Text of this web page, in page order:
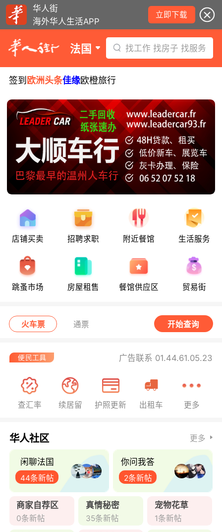
华人街
海外华人生活APP
立即下载
法国 找工作 找房子 找服务
签到 欧洲头条佳缘欧橙旅行
店铺买卖 招聘求职 附近餐馆 生活服务
跳蚤市场 房屋租售 餐馆供应区 贸易街
火车票 通票 开始查询
广告联系 01.44.61.05.23
查汇率 续居留 护照更新 出租车 更多
华人社区 更多
闲聊法国
44条新帖
你问我答
2条新帖
商家自荐区
0条新帖
真情秘密
35条新帖
宠物花草
1条新帖